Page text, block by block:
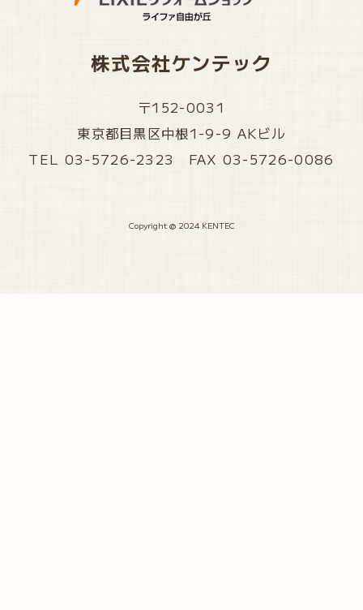
株式会社ケンテック
〒152-0031
東京都目黒区中根1-9-9 AKビル
TEL 03-5726-2323 FAX 03-5726-0086
Copyright @ 2024 KENTEC